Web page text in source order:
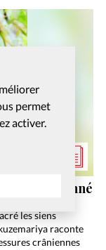
permet
activer.
a pardonné
les siens
raconte
crâniennes